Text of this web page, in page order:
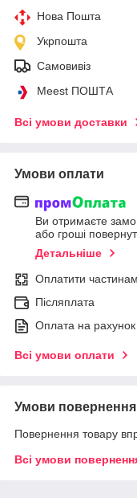
Нова Пошта
Укрпошта
Самовивіз
Meest ПОШТА
Всі умови доставки
Умови оплати
Ви отримаєте
або гроші
Детальніше
Оплатити
Післяплата
Оплата на рахунок
Всі умови оплати
Умови повернення
Повернення товару
Всі умови